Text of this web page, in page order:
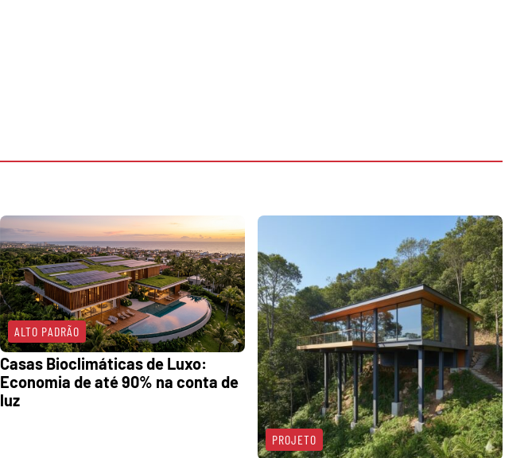
ALTO PADRÃO
Casas Bioclimáticas de Luxo:
Economia de até 90% na conta de
luz
PROJETO